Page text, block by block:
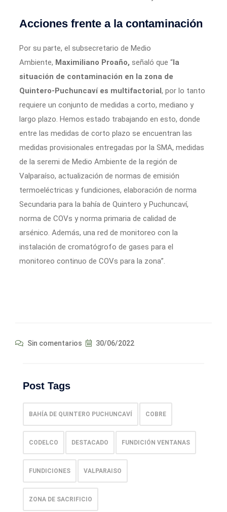
Acciones frente a la contaminación
Por su parte, el subsecretario de Medio
Ambiente, Maximiliano Proaño, señaló que “ la
situación de contaminación en la zona de
Quintero-Puchuncaví es multifactorial , por lo tanto
requiere un conjunto de medidas a corto, mediano y
largo plazo. Hemos estado trabajando en esto, donde
entre las medidas de corto plazo se encuentran las
medidas provisionales entregadas por la SMA, medidas
de la seremi de Medio Ambiente de la región de
Valparaíso, actualización de normas de emisión
termoeléctricas y fundiciones, elaboración de norma
Secundaria para la bahía de Quintero y Puchuncaví,
norma de COVs y norma primaria de calidad de
arsénico. Además, una red de monitoreo con la
instalación de cromatógrofo de gases para el
monitoreo continuo de COVs para la zona”.
Sin comentarios 30/06/2022
Post Tags
BAHÍA DE QUINTERO PUCHUNCAVÍ COBRE
CODELCO DESTACADO FUNDICIÓN VENTANAS
FUNDICIONES VALPARAISO
ZONA DE SACRIFICIO